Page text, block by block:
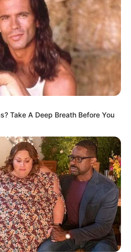
di
7 Potret
Berusia
Take A Deep Breath Before You